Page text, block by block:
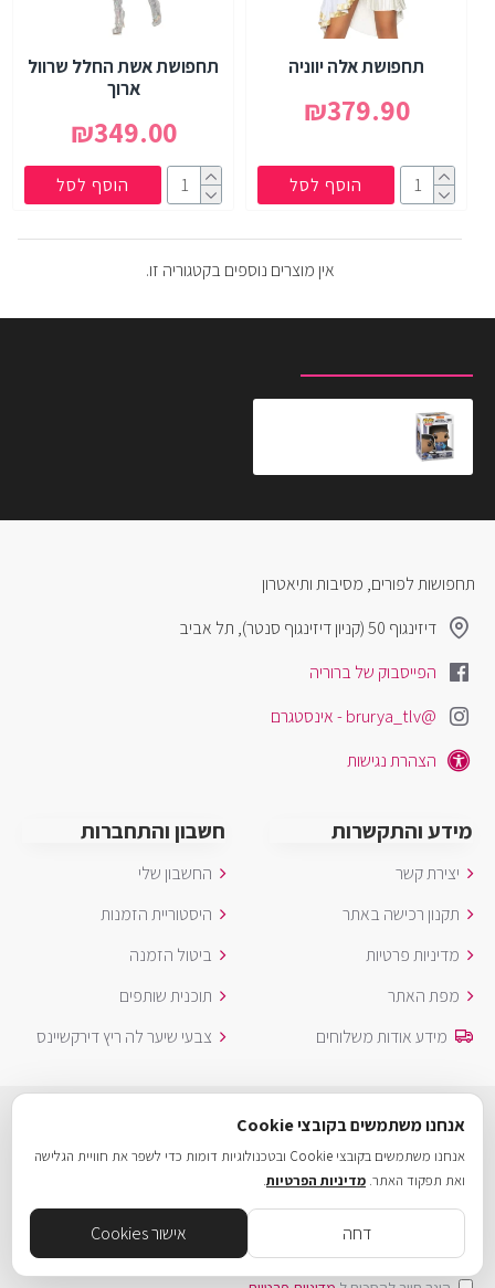
תחפושת אלה יווניה
₪379.90
הוסף לסל
תחפושת אשת החלל שרוול
ארוך
₪349.00
הוסף לסל
אין מוצרים נוספים בקטגוריה זו.
תחפושות לפורים, מסיבות ותיאטרון
דיזינגוף 50 (קניון דיזינגוף סנטר), תל אביב
הפייסבוק של ברוריה
@brurya_tlv - אינסטגרם
הצהרת נגישות
מידע והתקשרות
יצירת קשר
תקנון רכישה באתר
מדיניות פרטיות
מפת האתר
מידע אודות משלוחים
חשבון והתחברות
החשבון שלי
היסטוריית הזמנות
ביטול הזמנה
תוכנית שותפים
צבעי שיער לה ריץ דירקשיינס
הצטרפות לרשימת תפוצה
הישארו מעודכנים עם חדשות וקידומי מכירות על ידי הרשמה לניוזלטר
השבועי שלנו.
שליחה
אנחנו משתמשים בקובצי Cookie
אנחנו משתמשים בקובצי Cookie ובטכנולוגיות דומות כדי לשפר את חוויית הגלישה
ואת תפקוד האתר. מדיניות הפרטיות.
דחה אישור Cookies